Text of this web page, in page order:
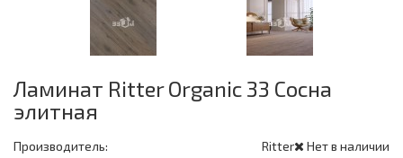
Ламинат Ritter Organic 33 Сосна
элитная
Нет в наличии
Производитель:
Ritter